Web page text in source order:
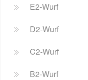
E2-Wurf
D2-Wurf
C2-Wurf
B2-Wurf